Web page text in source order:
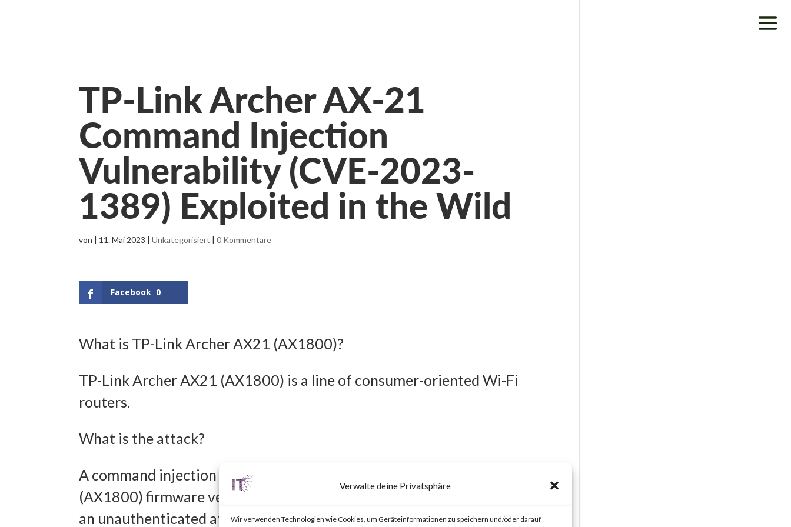
Verwalte deine Privatsphäre
Wir verwenden Technologien wie Cookies, um Geräteinformationen zu speichern und/oder darauf
TP-Link Archer AX-21
Command Injection
Vulnerability (CVE-2023-
1389) Exploited in the Wild
von | 11. Mai 2023 |Unkategorisiert |0 Kommentare
Facebook 0
What is TP-Link Archer AX21 (AX1800)?
TP-Link Archer AX21 (AX1800) is a line of consumer-oriented Wi-Fi
routers.
What is the attack?
A command injection vulnerability exists in TP-Link Archer AX21
(AX1800) firmware versions before 1.1.4 Build 20230219 that allows
an unauthenticated attacker to inject commands and obtain root access